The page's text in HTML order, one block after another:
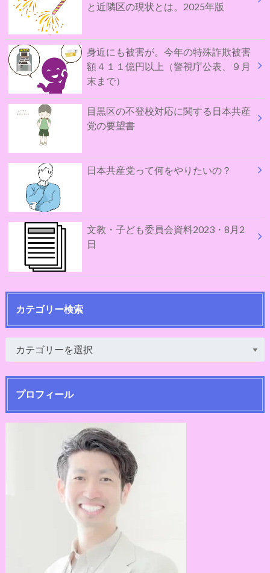
と近隣区の現状とは。2025年版
身近にも被害が。今年の特殊詐欺被害
額４１１億円以上（警視庁公表、９月
末まで）
目黒区の不登校対応に関する日本共産
党の要望書
日本共産党って何をやりたいの？
文教・子ども委員会資料2023・8月2
日
カテゴリー検索
プロフィール